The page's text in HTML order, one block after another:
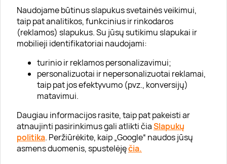
Naudojame būtinus slapukus svetainės veikimui,
taip pat analitikos, funkcinius ir rinkodaros
(reklamos) slapukus. Su jūsų sutikimu slapukai ir
mobilieji identifikatoriai naudojami:
turinio ir reklamos personalizavimui;
personalizuotai ir nepersonalizuotai reklamai,
taip pat jos efektyvumo (pvz., konversijų)
matavimui.
Daugiau informacijos rasite, taip pat pakeisti ar
atnaujinti pasirinkimus gali atlikti čiaSlapukų
politika. Peržiūrėkite, kaip „Google“ naudos jūsų
asmens duomenis, spustelėjęčia.
Apie „Gera Dovana“
Lojalumo klubas
Karjera
Visi partneriai
Kontaktai
Tinklaraštis
Informacija